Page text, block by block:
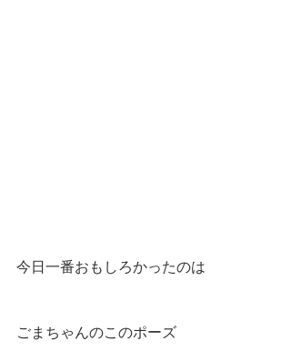
今日一番おもしろかったのは
ごまちゃんのこのポーズ